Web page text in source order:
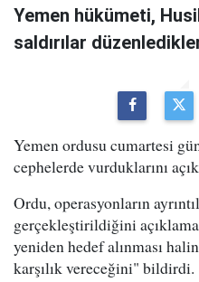
Yemen hükümeti,
saldırılar
Yemen ordusu cumartesi
cephelerde vurduklarını
Ordu, operasyonların
gerçekleştirildiğini
yeniden hedef alınması
karşılık vereceğini" bildirdi.